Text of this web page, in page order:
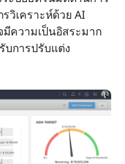
วิเคราะห์ด้วย AI
ความเป็นอิสระมาก
การปรับแต่ง